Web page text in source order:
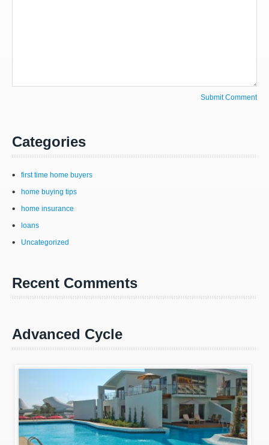
Categories
first time home buyers
home buying tips
home insurance
loans
Uncategorized
Recent Comments
Advanced Cycle